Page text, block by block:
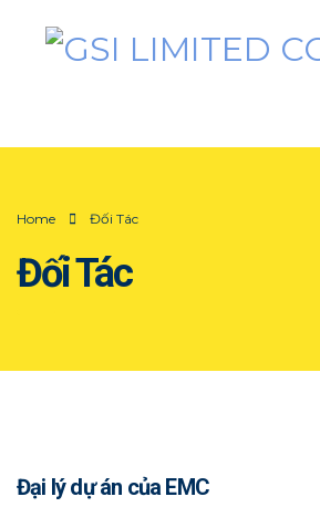
Home Đối Tác
Đối Tác
Đại lý dự án của EMC